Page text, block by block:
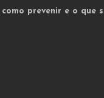
prevenir e o que